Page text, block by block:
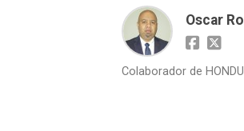
Oscar
Colaborador de